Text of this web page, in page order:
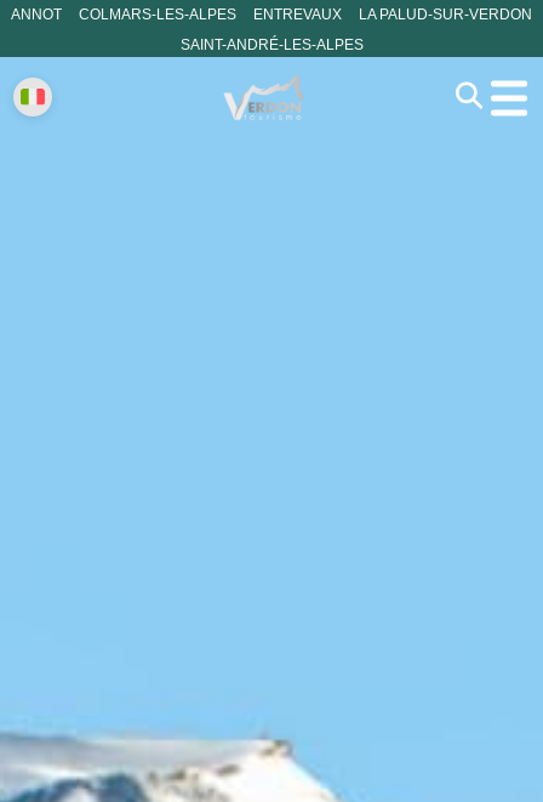
ANNOT COLMARS-LES-ALPES ENTREVAUX
LA PALUD-SUR-VERDON
SAINT-ANDRÉ-LES-ALPES